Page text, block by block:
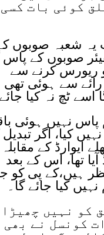
کوئی بات کسی
یہ شعبہ صوبوں
صوبوں کے پاس
ریورس کرنے سے
18ویں ترمیم اتفاق رائے سے ہوئی تھی
ٹچ نہ کیا
ہوئی ہیں، 9،11,15ویں ترامیم پاس نہیں
کسی ترمیم میں آرٹیکل 163 کو تبدیل نہیں کیا، اگر
ایوارڈ کے مقابلہ
سی ایوارڈ آیا تھا، اس کے بعد
ہیں،کے پی کو
کو نہیں چھیڑا
کونسل نے بھی